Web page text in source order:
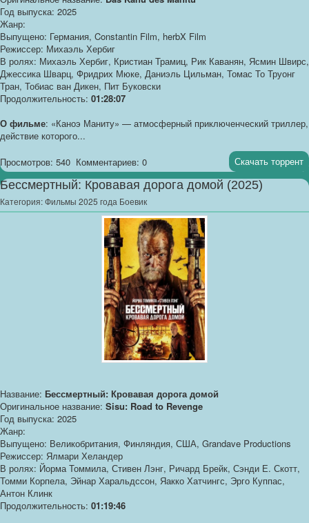
Год выпуска: 2025
Жанр:
Выпущено: Германия, Constantin Film, herbX Film
Режиссер: Михаэль Хербиг
В ролях: Михаэль Хербиг, Кристиан Трамиц, Рик Каванян, Ясмин Швирс,
Джессика Шварц, Фридрих Мюке, Даниэль Цильман, Томас То Труонг
Тран, Тобиас ван Дикен, Пит Буковски
Продолжительность: 01:28:07
О фильме: «Каноэ Маниту» — атмосферный приключенческий триллер,
действие которого...
Просмотров: 540 Комментариев: 0 Скачать торрент
Бессмертный: Кровавая дорога домой (2025)
Категория:Фильмы 2025 года Боевик
Название: Бессмертный: Кровавая дорога домой
Оригинальное название: Sisu: Road to Revenge
Год выпуска: 2025
Жанр:
Выпущено: Великобритания, Финляндия, США, Grandave Productions
Режиссер: Ялмари Хеландер
В ролях: Йорма Томмила, Стивен Лэнг, Ричард Брейк, Сэнди Е. Скотт,
Томми Корпела, Эйнар Харальдссон, Яакко Хатчингс, Эрго Куппас,
Антон Клинк
Продолжительность: 01:19:46